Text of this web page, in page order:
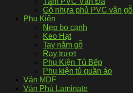
Gỗ nhựa phủ PVC vân gỗ
Phụ Kiện
Nẹp bo cạnh
Keo Hạt
Tay nắm gỗ
Ray trượt
Phụ Kiện Tủ Bếp
Phụ kiện tủ quần áo
Ván MDF
Ván Phủ Laminate